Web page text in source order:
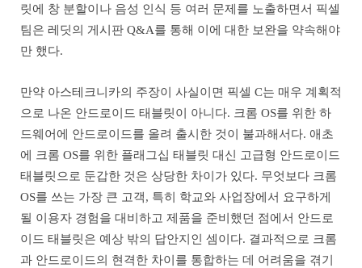
릿에 창 분할이나 음성 인식 등 여러 문제를 노출하면서 픽셀
팀은 레딧의 게시판 Q&A를 통해 이에 대한 보완을 약속해야
만 했다.
만약 아스테크니카의 주장이 사실이면 픽셀 C는 매우 계획적
으로 나온 안드로이드 태블릿이 아니다. 크롬 OS를 위한 하
드웨어에 안드로이드를 올려 출시한 것이 불과해서다. 애초
에 크롬 OS를 위한 플래그십 태블릿 대신 고급형 안드로이드
태블릿으로 둔갑한 것은 상당한 차이가 있다. 무엇보다 크롬
OS를 쓰는 가장 큰 고객, 특히 학교와 사업장에서 요구하게
될 이용자 경험을 대비하고 제품을 준비했던 점에서 안드로
이드 태블릿은 예상 밖의 답안지인 셈이다. 결과적으로 크롬
과 안드로이드의 현격한 차이를 통합하는 데 어려움을 겪기